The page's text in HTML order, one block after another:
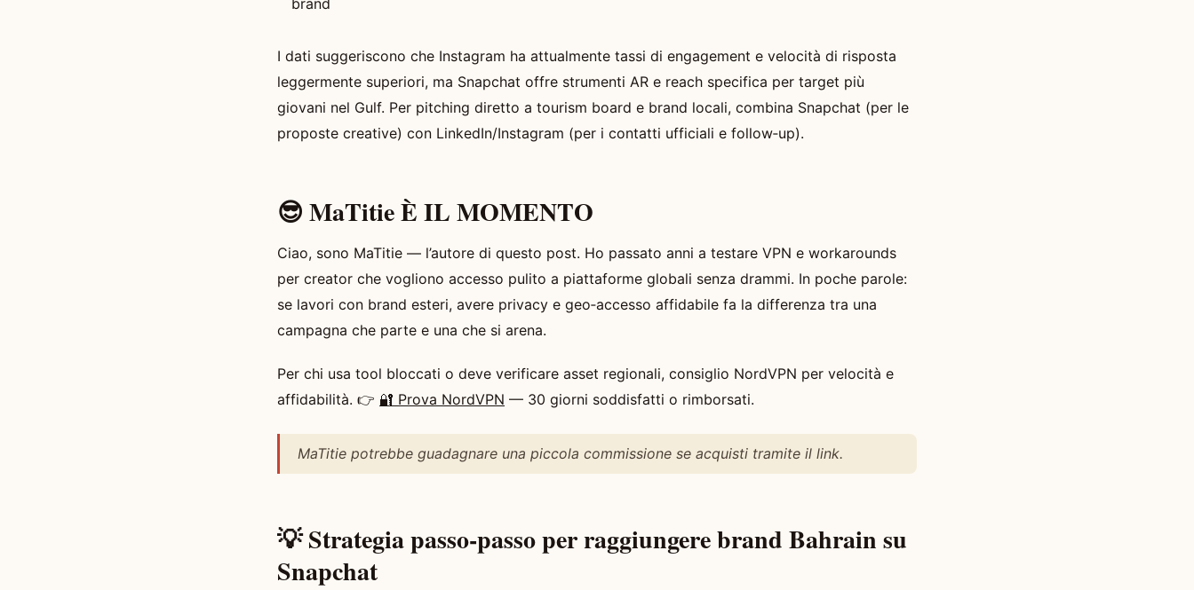
brand
I dati suggeriscono che Instagram ha attualmente tassi di engagement e velocità di risposta
leggermente superiori, ma Snapchat offre strumenti AR e reach specifica per target più
giovani nel Gulf. Per pitching diretto a tourism board e brand locali, combina Snapchat (per le
proposte creative) con LinkedIn/Instagram (per i contatti ufficiali e follow‑up).
😎 MaTitie È IL MOMENTO
Ciao, sono MaTitie — l’autore di questo post. Ho passato anni a testare VPN e workarounds
per creator che vogliono accesso pulito a piattaforme globali senza drammi. In poche parole:
se lavori con brand esteri, avere privacy e geo‑accesso affidabile fa la differenza tra una
campagna che parte e una che si arena.
Per chi usa tool bloccati o deve verificare asset regionali, consiglio NordVPN per velocità e
affidabilità. 👉 🔐 Prova NordVPN — 30 giorni soddisfatti o rimborsati.
MaTitie potrebbe guadagnare una piccola commissione se acquisti tramite il link.
💡 Strategia passo‑passo per raggiungere brand Bahrain su
Snapchat